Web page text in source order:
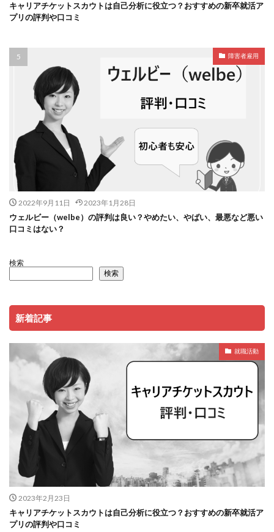
キャリアチケットスカウトは自己分析に役立つ？おすすめの新卒就活ア
プリの評判や口コミ
障害者雇用
2022年9月11日 2023年1月28日
ウェルビー（welbe）の評判は良い？やめたい、やばい、最悪など悪い
口コミはない？
検索
検索
新着記事
就職活動
2023年2月23日
キャリアチケットスカウトは自己分析に役立つ？おすすめの新卒就活ア
プリの評判や口コミ